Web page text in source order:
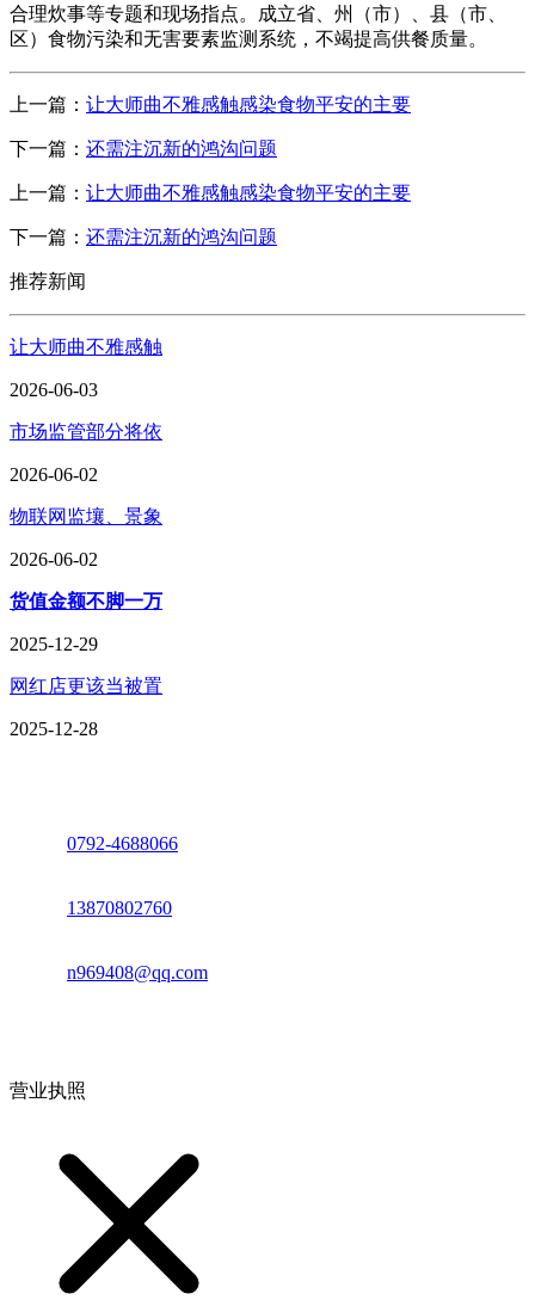
合理炊事等专题和现场指点。成立省、州（市）、县（市、
区）食物污染和无害要素监测系统，不竭提高供餐质量。
上一篇： 让大师曲不雅感触感染食物平安的主要
下一篇： 还需注沉新的鸿沟问题
上一篇： 让大师曲不雅感触感染食物平安的主要
下一篇： 还需注沉新的鸿沟问题
推荐新闻
让大师曲不雅感触
2026-06-03
市场监管部分将依
2026-06-02
物联网监壤、景象
2026-06-02
货值金额不脚一万
2025-12-29
网红店更该当被置
2025-12-28
0792-4688066
13870802760
n969408@qq.com
营业执照